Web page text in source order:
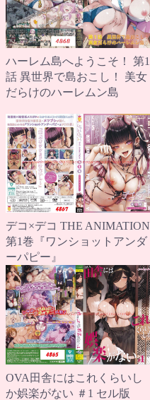
ハーレム島へようこそ！ 第1
話 異世界で島おこし！ 美女
だらけのハーレムン島
デコ×デコ THE ANIMATION
第1巻『ワンショットアンダ
ーパピー』
OVA田舎にはこれくらいし
か娯楽がない ＃1 セル版